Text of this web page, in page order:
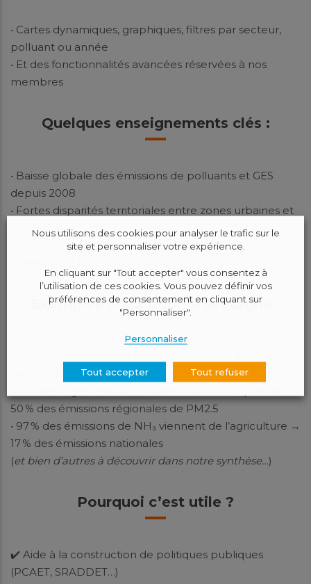
• Cartes dynamiques, graphiques, filtres par secteur,
polluant ou année
• Et des fonctionnalités avancées réservées à nos
membres
Quelques enseignements clés :
• Baisse globale des émissions de polluants et GES
depuis 2008
• Fortes disparités territoriales entre zones urbaines et
rurales
• Secteurs les plus émetteurs : agriculture, transport,
Exemples 2022 pour la Bretagne
50 % des émissions régionales de PM2.5
• 97 % des émissions de NH₃ viennent de l’agriculture →
17 % des émissions nationales
(et bien d’autres à découvrir dans notre synthèse…)
Pourquoi c’est utile ?
✔️ Aide à la construction de politiques publiques
(PCAET, SRADDET…)
Nous utilisons des cookies pour analyser le trafic sur le
site et personnaliser votre expérience.
En cliquant sur "Tout accepter" vous consentez à
l’utilisation de ces cookies. Vous pouvez définir vos
préférences de consentement en cliquant sur
"Personnaliser".
Personnaliser
Tout accepter Tout refuser